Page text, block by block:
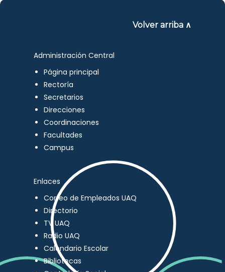
Volver arriba ∧
Administración Central
Página principal
Rectoría
Secretarios
Direcciones
Coordinaciones
Facultades
Campus
Enlaces
Correo de Empleados UAQ
Directorio
TV UAQ
Radio UAQ
Calendario Escolar
Bibliotecas